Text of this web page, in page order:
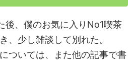
後、僕のお気に入りNo1喫茶
、少し雑談して別れた。
ついては、また他の記事で書